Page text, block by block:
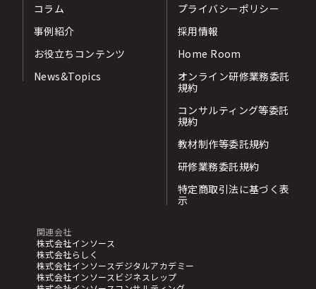
コラム
事例紹介
お役立ちコンテンツ
News&Topics
プライバシーポリシー
採用情報
Home Room
オンライン研修業務委託
規約
コンサルティング等委託
規約
教材制作等委託規約
研修業務委託規約
特定商取引法に基づく表
示
関連会社
株式会社インソース
株式会社らしく
株式会社インソースデジタルアカデミー
株式会社インソースビジネスレップ